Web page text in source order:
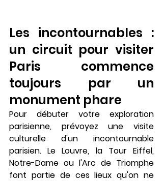
Les incontournables :
un circuit pour visiter
Paris commence
toujours par un
monument phare
Pour débuter votre exploration
parisienne, prévoyez une visite
culturelle d'un incontournable
parisien. Le Louvre, la Tour Eiffel,
Notre-Dame ou l'Arc de Triomphe
font partie de ces lieux qu'on ne